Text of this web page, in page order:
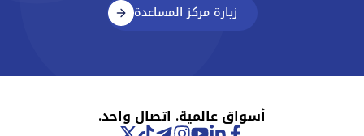
زيارة مركز المساعدة
أسواق عالمية. اتصال واحد.